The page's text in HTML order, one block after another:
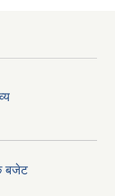
बजेट